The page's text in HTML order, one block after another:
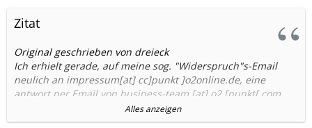
Zitat
Original geschrieben von dreieck
Ich erhielt gerade, auf meine sog. "Widerspruch"s-Email
neulich an impressum[at] cc]punkt ]o2online.de, eine
antwort per Email von business-team [at] o2 [punkt[ com,
mit folgendem -- festhalten -- Text:
Alles anzeigen